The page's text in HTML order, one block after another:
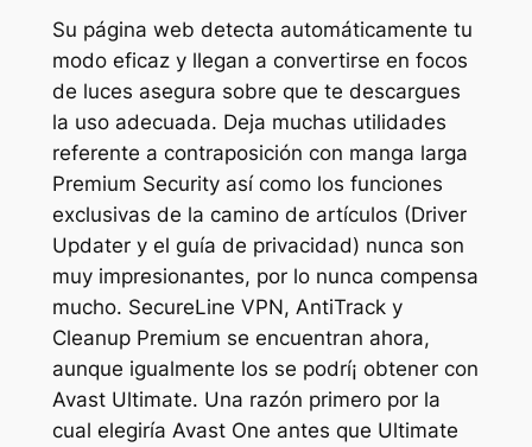
Su página web detecta automáticamente tu
modo eficaz y llegan a convertirse en focos
de luces asegura sobre que te descargues
la uso adecuada. Deja muchas utilidades
referente a contraposición con manga larga
Premium Security así­ como los funciones
exclusivas de la camino de artículos (Driver
Updater y el guía de privacidad) nunca son
muy impresionantes, por lo nunca compensa
mucho. SecureLine VPN, AntiTrack y
Cleanup Premium se encuentran ahora,
aunque igualmente los se podrí¡ obtener con
Avast Ultimate. Una razón primero por la
cual elegiría Avast One antes que Ultimate